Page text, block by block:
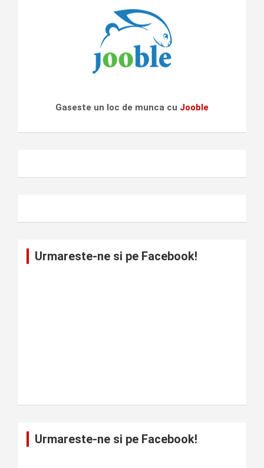
Gaseste un loc de munca cu Jooble
Urmareste-ne si pe Facebook!
Urmareste-ne si pe Facebook!